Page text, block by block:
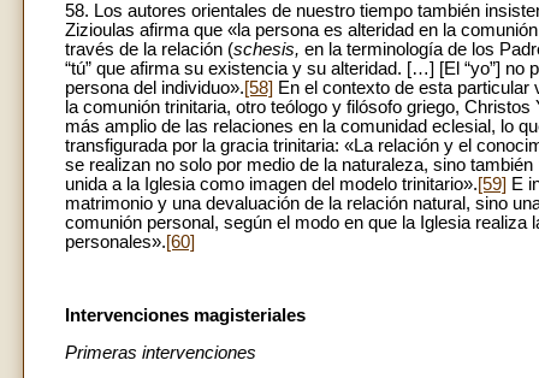
58. Los autores orientales de nuestro tiempo también
Zizioulas afirma que «la persona es alteridad en la
través de la relación (schesis, en la terminología de los
“tú” que afirma su existencia y su alteridad. […] [El “yo”]
persona del individuo».[58] En el contexto de esta particular
la comunión trinitaria, otro teólogo y filósofo griego,
más amplio de las relaciones en la comunidad eclesial, lo
transfigurada por la gracia trinitaria: «La relación y el
se realizan no solo por medio de la naturaleza, sino
unida a la Iglesia como imagen del modelo trinitario».[59] E
matrimonio y una devaluación de la relación natural, sino
comunión personal, según el modo en que la Iglesia
personales».[60]
Intervenciones magisteriales
Primeras intervenciones